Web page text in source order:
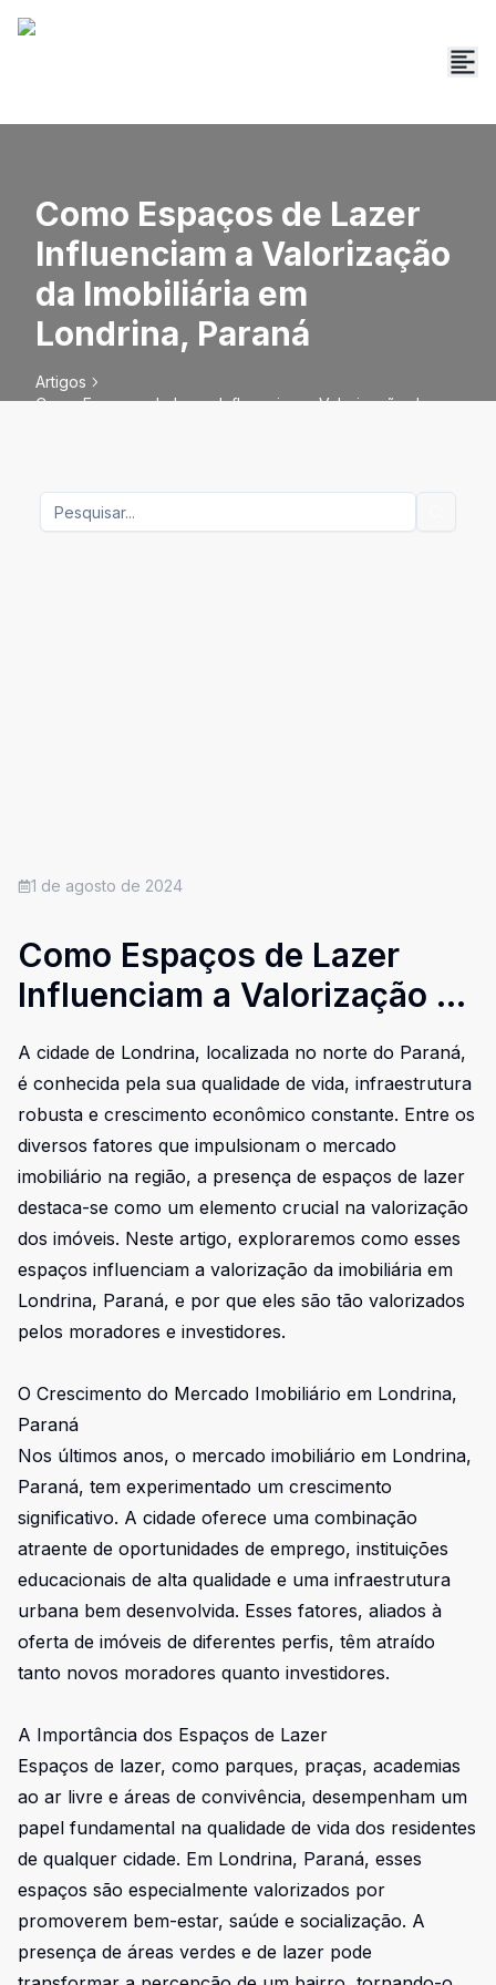
Como Espaços de Lazer
Influenciam a Valorização
da Imobiliária em
Londrina, Paraná
Artigos
Como Espaços de Lazer Influenciam a Valorização da
1 de agosto de 2024
Como Espaços de Lazer
Influenciam a Valorização da
Paraná
A cidade de Londrina, localizada no norte do Paraná,
é conhecida pela sua qualidade de vida, infraestrutura
robusta e crescimento econômico constante. Entre os
diversos fatores que impulsionam o mercado
imobiliário na região, a presença de espaços de lazer
destaca-se como um elemento crucial na valorização
dos imóveis. Neste artigo, exploraremos como esses
espaços influenciam a valorização da imobiliária em
Londrina, Paraná, e por que eles são tão valorizados
pelos moradores e investidores.
O Crescimento do Mercado Imobiliário em Londrina,
Paraná
Nos últimos anos, o mercado imobiliário em Londrina,
Paraná, tem experimentado um crescimento
significativo. A cidade oferece uma combinação
atraente de oportunidades de emprego, instituições
educacionais de alta qualidade e uma infraestrutura
urbana bem desenvolvida. Esses fatores, aliados à
oferta de imóveis de diferentes perfis, têm atraído
tanto novos moradores quanto investidores.
A Importância dos Espaços de Lazer
Espaços de lazer, como parques, praças, academias
ao ar livre e áreas de convivência, desempenham um
papel fundamental na qualidade de vida dos residentes
de qualquer cidade. Em Londrina, Paraná, esses
espaços são especialmente valorizados por
promoverem bem-estar, saúde e socialização. A
presença de áreas verdes e de lazer pode